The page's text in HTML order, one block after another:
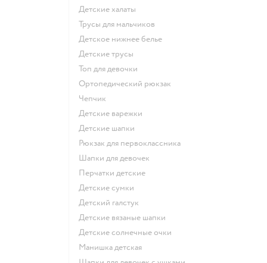
Детские халаты
Трусы для мальчиков
Детское нижнее белье
Детские трусы
Топ для девочки
Ортопедический рюкзак
Чепчик
Детские варежки
Детские шапки
Рюкзак для первоклассника
Шапки для девочек
Перчатки детские
Детские сумки
Детский галстук
Детские вязаные шапки
Детские солнечные очки
Манишка детская